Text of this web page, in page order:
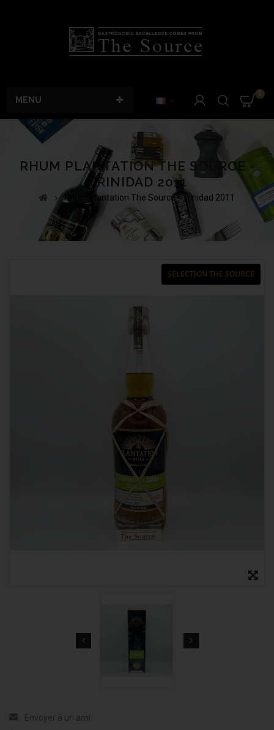
0
MENU
RHUM PLANTATION THE SOURCE -
TRINIDAD 2011
Rhum Plantation The Source - Trinidad 2011
SELECTION THE SOURCE
Envoyer à un ami